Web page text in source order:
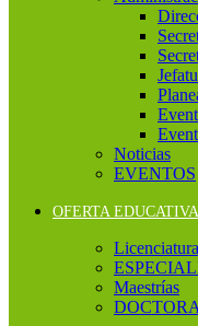
Noticias
EVENTOS
OFERTA EDUCATIVA
Maestrías